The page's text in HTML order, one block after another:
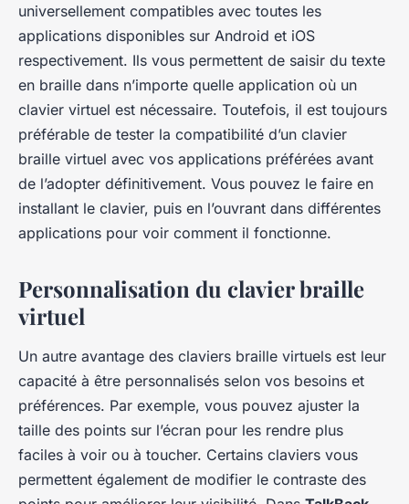
universellement compatibles avec toutes les
applications disponibles sur Android et iOS
respectivement. Ils vous permettent de saisir du texte
en braille dans n’importe quelle application où un
clavier virtuel est nécessaire. Toutefois, il est toujours
préférable de tester la compatibilité d’un clavier
braille virtuel avec vos applications préférées avant
de l’adopter définitivement. Vous pouvez le faire en
installant le clavier, puis en l’ouvrant dans différentes
applications pour voir comment il fonctionne.
Personnalisation du clavier braille
virtuel
Un autre avantage des claviers braille virtuels est leur
capacité à être personnalisés selon vos besoins et
préférences. Par exemple, vous pouvez ajuster la
taille des points sur l’écran pour les rendre plus
faciles à voir ou à toucher. Certains claviers vous
permettent également de modifier le contraste des